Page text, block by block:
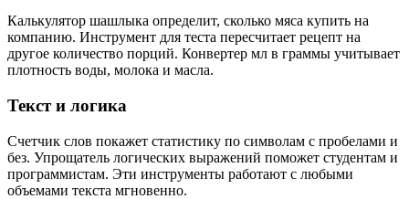
Калькулятор шашлыка определит, сколько мяса купить на
компанию. Инструмент для теста пересчитает рецепт на
другое количество порций. Конвертер мл в граммы учитывает
плотность воды, молока и масла.
Текст и логика
Счетчик слов покажет статистику по символам с пробелами и
без. Упрощатель логических выражений поможет студентам и
программистам. Эти инструменты работают с любыми
объемами текста мгновенно.